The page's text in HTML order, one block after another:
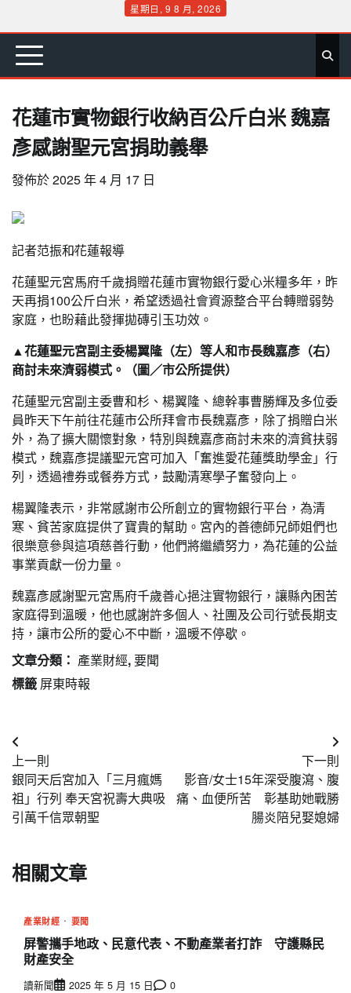
content
星期日, 9 8 月, 2026
首 要 娛 生 社 文 公 運 旅 政 地 專
花蓮市實物銀行收納百公斤白米 魏嘉
彥感謝聖元宮捐助義舉
發佈於2025 年 4 月 17 日
記者范振和∕花蓮報導
花蓮聖元宮馬府千歲捐贈花蓮市實物銀行愛心米糧多年，昨
天再捐100公斤白米，希望透過社會資源整合平台轉贈弱勢
家庭，也盼藉此發揮拋磚引玉功效。
▲花蓮聖元宮副主委楊翼隆（左）等人和市長魏嘉彥（右）
商討未來濟弱模式。（圖／市公所提供）
花蓮聖元宮副主委曹和杉、楊翼隆、總幹事曹勝輝及多位委
員昨天下午前往花蓮市公所拜會市長魏嘉彥，除了捐贈白米
外，為了擴大關懷對象，特別與魏嘉彥商討未來的濟貧扶弱
模式，魏嘉彥提議聖元宮可加入「奮進愛花蓮獎助學金」行
列，透過禮券或餐券方式，鼓勵清寒學子奮發向上。
楊翼隆表示，非常感謝市公所創立的實物銀行平台，為清
寒、貧苦家庭提供了寶貴的幫助。宮內的善德師兄師姐們也
很樂意參與這項慈善行動，他們將繼續努力，為花蓮的公益
事業貢獻一份力量。
魏嘉彥感謝聖元宮馬府千歲善心挹注實物銀行，讓縣內困苦
家庭得到溫暖，他也感謝許多個人、社團及公司行號長期支
持，讓市公所的愛心不中斷，溫暖不停歇。
文章分類： 產業財經,要聞
標籤 屏東時報
文
章
導
覽
上一則
銀同天后宮加入「三月瘋媽
祖」行列 奉天宮祝壽大典吸
引萬千信眾朝聖
下一則
影音/女士15年深受腹瀉、腹
痛、血便所苦 彰基助她戰勝
腸炎陪兒娶媳婦
相關文章
產業財經 要聞
屏警攜手地政、民意代表、不動產業者打詐 守護縣民
財產安全
讀新聞 2025 年 5 月 15 日 0